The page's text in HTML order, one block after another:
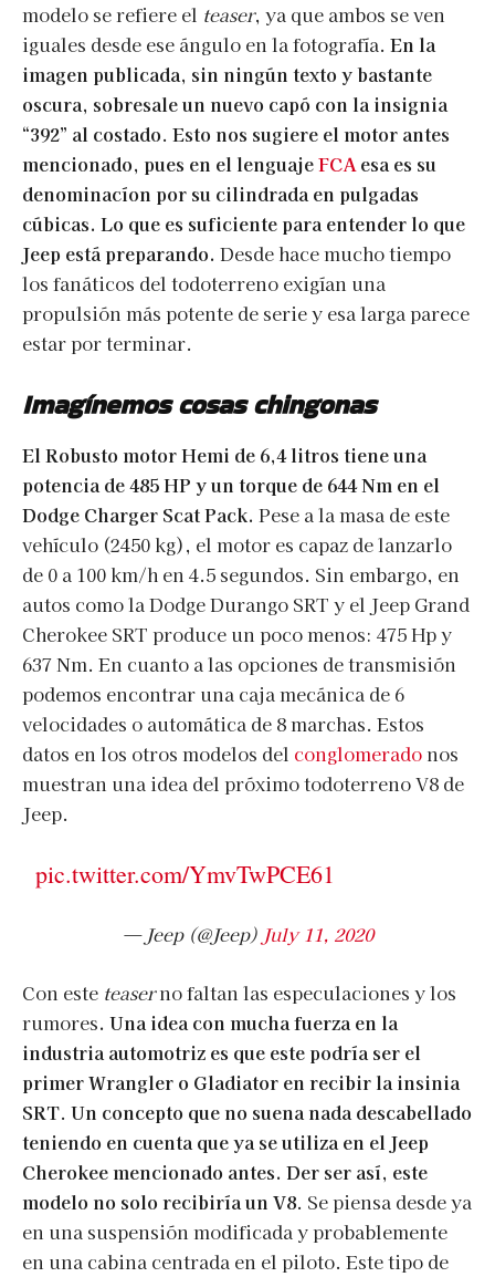
modelo se refiere el teaser, ya que ambos se ven
iguales desde ese ángulo en la fotografía. En la
imagen publicada, sin ningún texto y bastante
oscura, sobresale un nuevo capó con la insignia
“392” al costado. Esto nos sugiere el motor antes
mencionado, pues en el lenguajeFCAesa es su
denominacíon por su cilindrada en pulgadas
cúbicas. Lo que es suficiente para entender lo que
Jeep está preparando. Desde hace mucho tiempo
los fanáticos del todoterreno exigían una
propulsión más potente de serie y esa larga parece
estar por terminar.
Imagínemos cosas chingonas
El Robusto motor Hemi de 6,4 litros tiene una
potencia de 485 HP y un torque de 644 Nm en el
Dodge Charger Scat Pack. Pese a la masa de este
vehículo (2450 kg), el motor es capaz de lanzarlo
de 0 a 100 km/h en 4.5 segundos. Sin embargo, en
autos como la Dodge Durango SRT y el Jeep Grand
Cherokee SRT produce un poco menos: 475 Hp y
637 Nm. En cuanto a las opciones de transmisión
podemos encontrar una caja mecánica de 6
velocidades o automática de 8 marchas. Estos
datos en los otros modelos del conglomeradonos
muestran una idea del próximo todoterreno V8 de
Jeep.
pic.twitter.com/YmvTwPCE61
— Jeep (@Jeep) July 11, 2020
Con este teaserno faltan las especulaciones y los
rumores. Una idea con mucha fuerza en la
industria automotriz es que este podría ser el
primer Wrangler o Gladiator en recibir la insinia
SRT. Un concepto que no suena nada descabellado
teniendo en cuenta que ya se utiliza en el Jeep
Cherokee mencionado antes. Der ser así, este
modelo no solo recibiría un V8. Se piensa desde ya
en una suspensión modificada y probablemente
en una cabina centrada en el piloto. Este tipo de